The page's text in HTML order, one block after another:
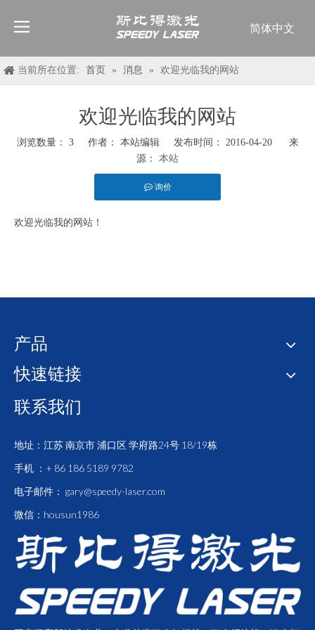
简体中文
Français
Deutsch
当前所在位置: 首页 » 消息 » 欢迎光临我的网站
欢迎光临我的网站
浏览数量： 3作者： 本站编辑 发布时间： 2016-04-20 来
源： 本站
询价
欢迎光临我的网站！
产品
快速链接
联系我们
地址：江苏 南京市 浦口区 学府路24号 18/19栋
手机 ：+ 86 186 5189 9782
电子邮件： gary@speedy-laser.com
微信：housun1986